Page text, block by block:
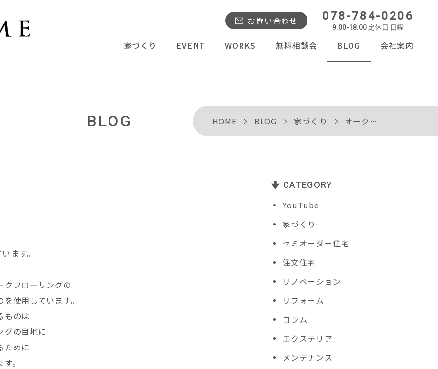
家づくり EVENT WORKS 無料相談会 BLOG 会社案内
お問い合わせ 078-784-0206
9:00-18:00 定休日 日曜
HOME BLOG 家づくり オークフローリング
BLOG
ます。
クフローリングの
使用しています。
ものは
グの目地に
ために
。
CATEGORY
YouTube
家づくり
セミオーダー住宅
注文住宅
リノベーション
リフォーム
コラム
エクステリア
メンテナンス